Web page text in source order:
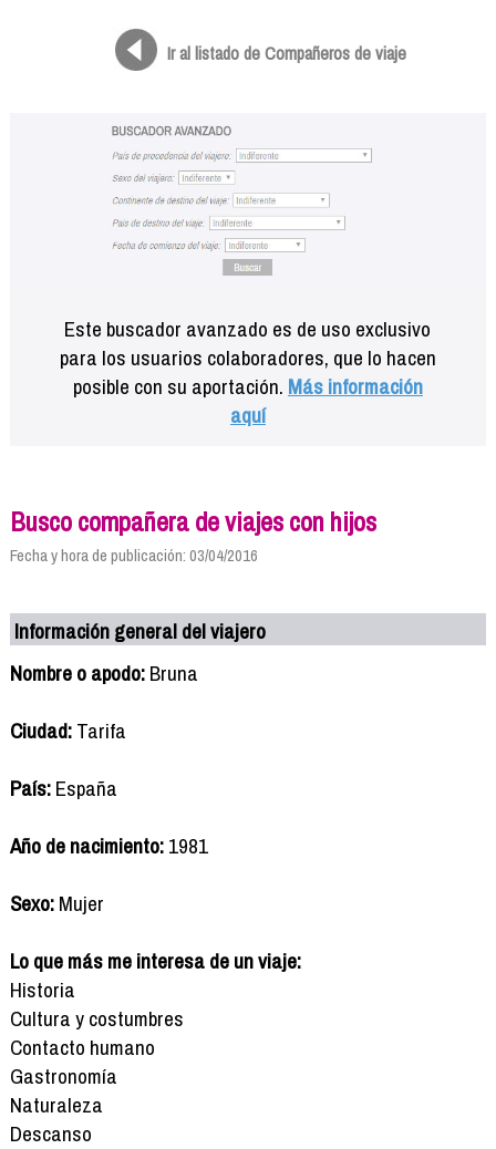
Ir al listado de Compañeros de viaje
Este buscador avanzado es de uso exclusivo
para los usuarios colaboradores, que lo hacen
posible con su aportación. Más información
aquí
Busco compañera de viajes con hijos
Fecha y hora de publicación: 03/04/2016
Información general del viajero
Nombre o apodo:Bruna
Ciudad:Tarifa
País:España
Año de nacimiento:1981
Sexo:Mujer
Lo que más me interesa de un viaje:
Historia
Cultura y costumbres
Contacto humano
Gastronomía
Naturaleza
Descanso